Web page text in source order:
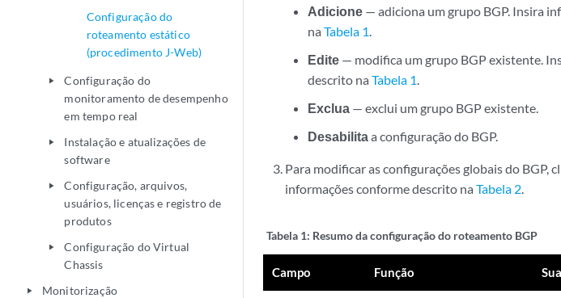
Configuração do
roteamento estático
(procedimento J-Web)
play_arrow
Configuração do
monitoramento de desempenho
em tempo real
play_arrow
Instalação e atualizações de
software
play_arrow
Configuração, arquivos,
usuários, licenças e registro de
produtos
play_arrow
Configuração do Virtual
Chassis
play_arrow Monitorização
Adicione— adiciona um grupo BGP. Insira
na Tabela 1.
Edite— modifica um grupo BGP existente.
descrito na Tabela 1.
Exclua— exclui um grupo BGP existente.
Desabilitaa configuração do BGP.
Para modificar as configurações globais do BGP,
informações conforme descrito naTabela 2.
Tabela 1: Resumo da configuração do roteamento BGP
Campo Função